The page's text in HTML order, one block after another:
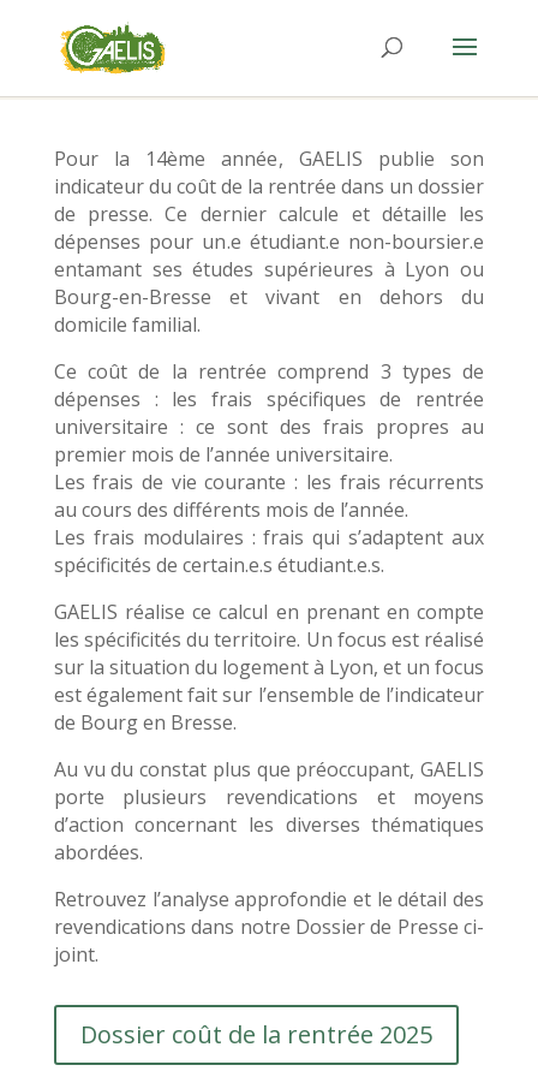
Pour la 14ème année, GAELIS publie son
indicateur du coût de la rentrée dans un dossier
de presse. Ce dernier calcule et détaille les
dépenses pour un.e étudiant.e non-boursier.e
entamant ses études supérieures à Lyon ou
Bourg-en-Bresse et vivant en dehors du
domicile familial.
Ce coût de la rentrée comprend 3 types de
dépenses : les frais spécifiques de rentrée
universitaire : ce sont des frais propres au
premier mois de l’année universitaire.
Les frais de vie courante: les frais récurrents
au cours des différents mois de l’année.
Les frais modulaires : frais qui s’adaptent aux
spécificités de certain.e.s étudiant.e.s.
GAELIS réalise ce calcul en prenant en compte
les spécificités du territoire. Un focus est réalisé
sur la situation du logement à Lyon, et un focus
est également fait sur l’ensemble de l’indicateur
de Bourg en Bresse.
Au vu du constat plus que préoccupant, GAELIS
porte plusieurs revendications et moyens
d’action concernant les diverses thématiques
abordées.
Retrouvez l’analyse approfondie et le détail des
revendications dans notre Dossier de Presse ci-
joint.
Dossier coût de la rentrée 2025